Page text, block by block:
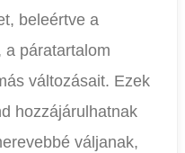
beleértve a
a páratartalom
változásait. Ezek
hozzájárulhatnak
váljanak,